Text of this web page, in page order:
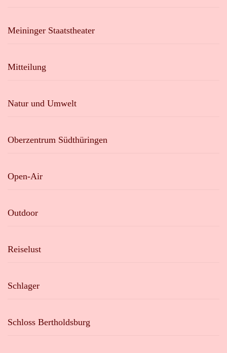
Meininger Staatstheater
Mitteilung
Natur und Umwelt
Oberzentrum Südthüringen
Open-Air
Outdoor
Reiselust
Schlager
Schloss Bertholdsburg